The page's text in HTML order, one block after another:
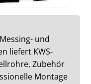
und
liefert KWS-
Zubehör
Montage